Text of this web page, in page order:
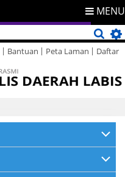
MENU
Bantuan Peta Laman Daftar